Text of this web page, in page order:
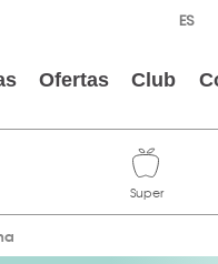
Ofertas Club